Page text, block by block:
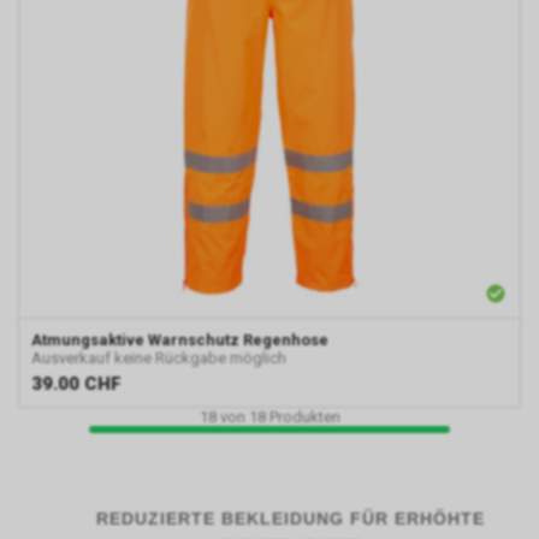
Atmungsaktive Warnschutz Regenhose
Ausverkauf keine Rückgabe möglich
39.00 CHF
18von 18Produkten
REDUZIERTE BEKLEIDUNG FÜR ERHÖHTE
Einwilligung für diese Verarbeitung
ist Rechtsgrundlage Art. 6 Abs. 1 lit.
a DSGVO. Rechtsgrundlage kann
auch Art. 6 Abs. 1 lit. f DSGVO sein.
Unser berechtigtes Interesse liegt
in der Analyse, Optimierung und
dem wirtschaftlichen Betrieb
unseres Internetauftritts.
Damit dieser Werbe-Dienst
ermöglicht werden kann, speichert
Google während Ihres Besuchs
Internet-Browser ein Cookie mit
einer Zahlenfolge auf Ihrem
Besuch als auch die Nutzung
weitergegeben. Sofern Sie